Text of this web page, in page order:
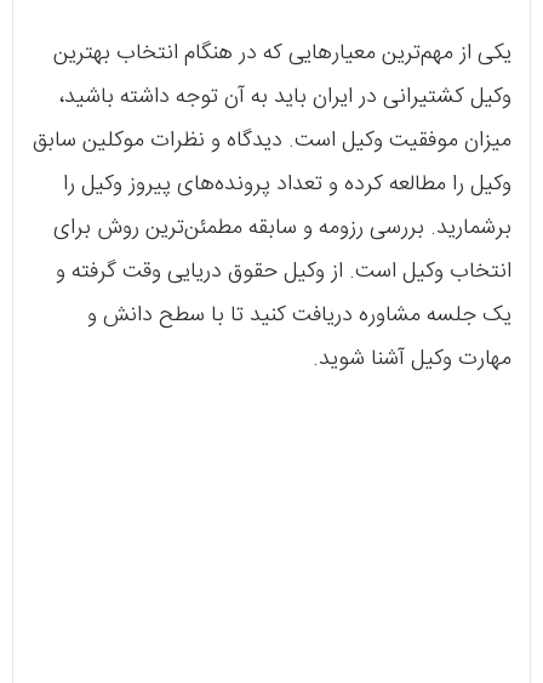
یکی از مهم‌ترین معیارهایی که در هنگام انتخاب بهترین
وکیل کشتیرانی در ایران باید به آن توجه داشته باشید،
میزان موفقیت وکیل است. دیدگاه و نظرات موکلین سابق
وکیل را مطالعه کرده و تعداد پرونده‌های پیروز وکیل را
برشمارید. بررسی رزومه و سابقه مطمئن‌ترین روش برای
انتخاب وکیل است. از وکیل حقوق دریایی وقت گرفته و
یک جلسه مشاوره دریافت کنید تا با سطح دانش و
مهارت وکیل آشنا شوید.